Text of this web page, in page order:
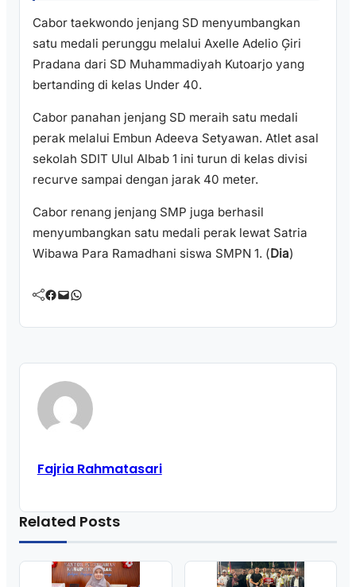
Cabor taekwondo jenjang SD menyumbangkan
satu medali perunggu melalui Axelle Adelio Ģiri
Pradana dari SD Muhammadiyah Kutoarjo yang
bertanding di kelas Under 40.
Cabor panahan jenjang SD meraih satu medali
perak melalui Embun Adeeva Setyawan. Atlet asal
sekolah SDIT Ulul Albab 1 ini turun di kelas divisi
recurve sampai dengan jarak 40 meter.
Cabor renang jenjang SMP juga berhasil
menyumbangkan satu medali perak lewat Satria
Wibawa Para Ramadhani siswa SMPN 1. (Dia)
Facebook Mail WhatsApp
Fajria Rahmatasari
Related Posts